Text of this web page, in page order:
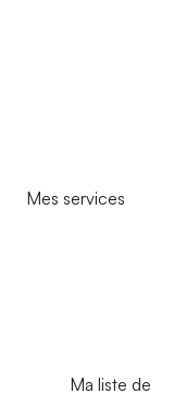
Mes services
Ma liste de